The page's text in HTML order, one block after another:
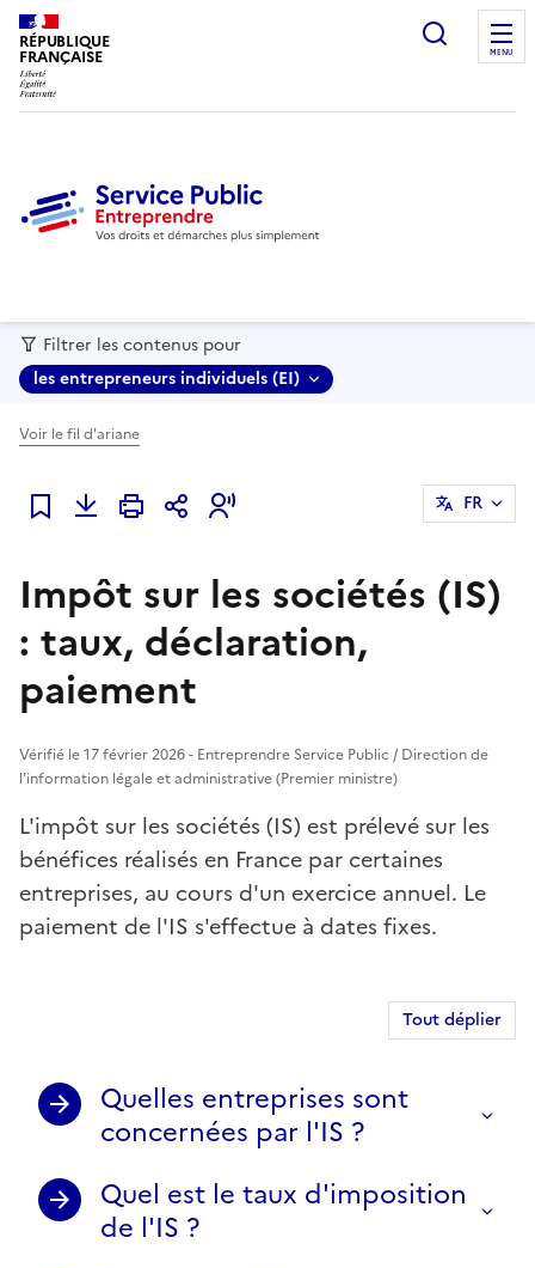
RÉPUBLIQUE
FRANÇAISE MENU
Filtrer les contenus pour
les entrepreneurs individuels (EI)
Voir le fil d'ariane
Ajouter à mes favoris
FR
Impôt sur les sociétés (IS)
: taux, déclaration,
paiement
Vérifié le 17 février 2026 - Entreprendre Service Public / Direction de
l'information légale et administrative (Premier ministre)
L'impôt sur les sociétés (IS) est prélevé sur les
bénéfices réalisés en France par certaines
entreprises, au cours d'un exercice annuel. Le
paiement de l'IS s'effectue à dates fixes.
Tout déplier
Quelles entreprises sont
concernées par l'IS ?
Quel est le taux d'imposition
de l'IS ?